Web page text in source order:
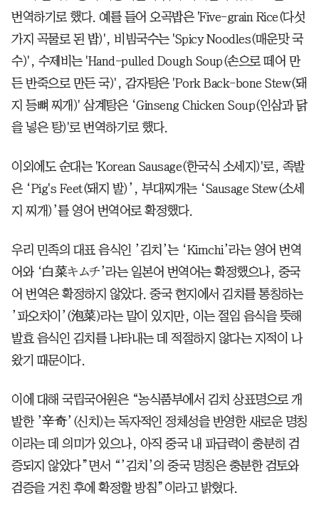
번역하기로 했다. 예를 들어 오곡밥은 'Five-grain Rice(다섯
가지 곡물로 된 밥)', 비빔국수는 'Spicy Noodles(매운맛 국
수)', 수제비는 'Hand-pulled Dough Soup(손으로 떼어 만
든 반죽으로 만든 국)', 감자탕은 'Pork Back-bone Stew(돼
지 등뼈 찌개)' 삼계탕은 ‘Ginseng Chicken Soup(인삼과 닭
을 넣은 탕)'로 번역하기로 했다.
이외에도 순대는 'Korean Sausage(한국식 소세지)'로, 족발
은 ‘Pig's Feet(돼지 발)’, 부대찌개는 ‘Sausage Stew(소세
지 찌개)’를 영어 번역어로 확정했다.
우리 민족의 대표 음식인 ’김치’는 ‘Kimchi’라는 영어 번역
어와 ‘白菜キムチ’라는 일본어 번역어는 확정했으나, 중국
어 번역은 확정하지 않았다. 중국 현지에서 김치를 통칭하는
’파오차이’(泡菜)라는 말이 있지만, 이는 절임 음식을 뜻해
발효 음식인 김치를 나타내는 데 적절하지 않다는 지적이 나
왔기 때문이다.
이에 대해 국립국어원은 “농식품부에서 김치 상표명으로 개
발한 ’辛奇’(신치)는 독자적인 정체성을 반영한 새로운 명칭
이라는 데 의미가 있으나, 아직 중국 내 파급력이 충분히 검
증되지 않았다”면서 “’김치’의 중국 명칭은 충분한 검토와
검증을 거친 후에 확정할 방침”이라고 밝혔다.